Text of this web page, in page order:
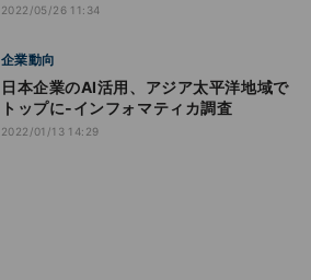
2022/05/26 11:34
企業動向
日本企業のAI活用、アジア太平洋地域で
トップに‐インフォマティカ調査
2022/01/13 14:29